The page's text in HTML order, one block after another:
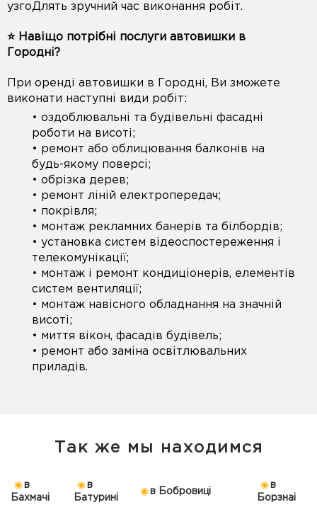
узгоДлять зручний час виконання робіт.
⭐️ Навіщо потрібні послуги автовишки в
Городні?
При оренді автовишки в Городні, Ви зможете
виконати наступні види робіт:
• оздоблювальні та будівельні фасадні
роботи на висоті;
• ремонт або облицювання балконів на
будь-якому поверсі;
• обрізка дерев;
• ремонт ліній електропередач;
• покрівля;
• монтаж рекламних банерів та білбордів;
• установка систем відеоспостереження і
телекомунікації;
• монтаж і ремонт кондиціонерів, елементів
систем вентиляції;
• монтаж навісного обладнання на значній
висоті;
• миття вікон, фасадів будівель;
• ремонт або заміна освітлювальних
приладів.
Так же мы находимся
в
Бахмачі
в
Батурині
в Бобровиці
в
Борзнаі